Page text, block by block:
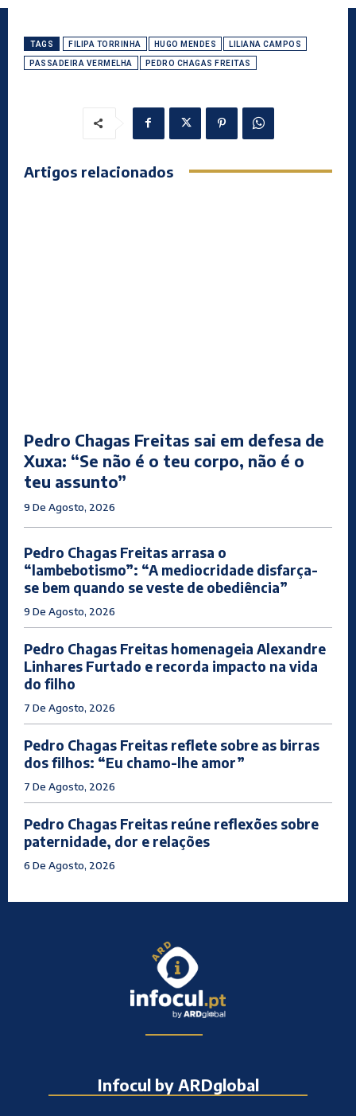
TAGS FILIPA TORRINHA HUGO MENDES LILIANA CAMPOS
PASSADEIRA VERMELHA PEDRO CHAGAS FREITAS
Artigos relacionados
Pedro Chagas Freitas sai em defesa de
Xuxa: “Se não é o teu corpo, não é o
teu assunto”
9 De Agosto, 2026
Pedro Chagas Freitas arrasa o
“lambebotismo”: “A mediocridade disfarça-
se bem quando se veste de obediência”
9 De Agosto, 2026
Pedro Chagas Freitas homenageia Alexandre
Linhares Furtado e recorda impacto na vida
do filho
7 De Agosto, 2026
Pedro Chagas Freitas reflete sobre as birras
dos filhos: “Eu chamo-lhe amor”
7 De Agosto, 2026
Pedro Chagas Freitas reúne reflexões sobre
paternidade, dor e relações
6 De Agosto, 2026
Infocul by ARDglobal